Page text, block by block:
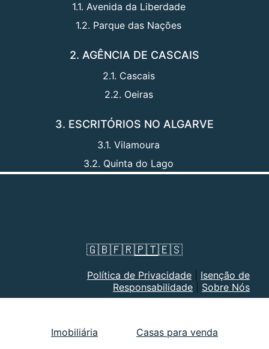
1.1. Avenida da Liberdade
1.2. Parque das Nações
2. AGÊNCIA DE CASCAIS
2.1. Cascais
2.2. Oeiras
3. ESCRITÓRIOS NO ALGARVE
3.1. Vilamoura
3.2. Quinta do Lago
🇬🇧🇫🇷🇵🇹🇪🇸
Política de Privacidade
Isenção de
Responsabilidade
Sobre Nós
Imobiliária Casas para venda